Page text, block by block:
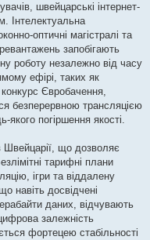
швейцарські інтернет-
Інтелектуальна
оптичні магістралі та
запобігають
роботу незалежно від часу
ефірі, таких як
Євробачення,
безперервною трансляцією
погіршення якості.
Швейцарії, що дозволяє
тарифні плани
ігри та віддалену
навіть досвідчені
даних, відчувають
залежність
фортецею стабільності